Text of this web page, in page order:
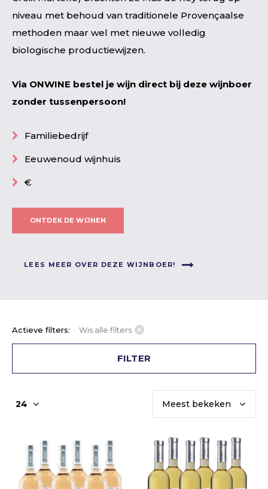
niveau met behoud van traditionele Provençaalse
methoden maar wel met nieuwe volledig
biologische productiewijzen.
Via ONWINE bestel je wijn direct bij deze wijnboer
zonder tussenpersoon!
Familiebedrijf
Eeuwenoud wijnhuis
€
ONTDEK DE WIJNEN
LEES MEER OVER DEZE WIJNBOER!
Actieve filters: Wis alle filters
FILTER